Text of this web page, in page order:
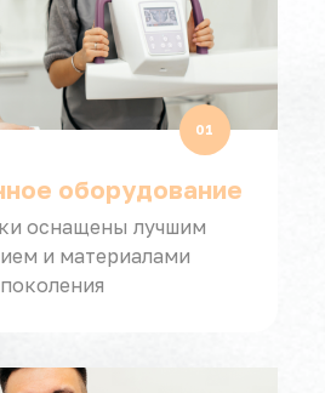
оборудование
оснащены лучшим
и материалами
01